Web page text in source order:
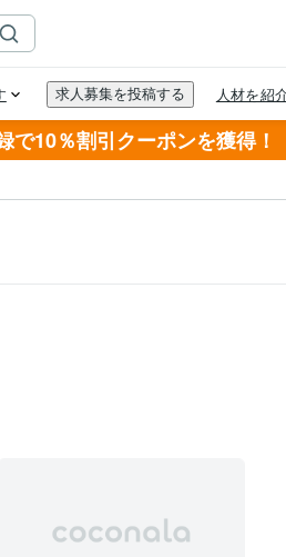
で10％割引クーポンを獲得！